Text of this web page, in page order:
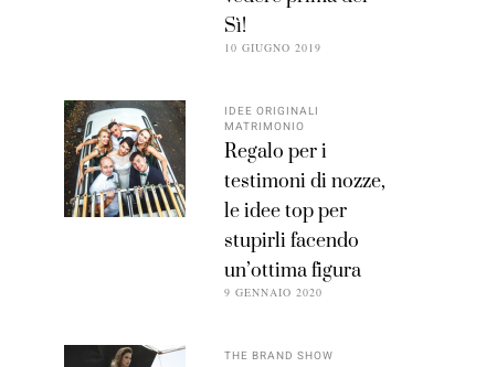
Sì!
10 GIUGNO 2019
IDEE ORIGINALI
MATRIMONIO
Regalo per i
testimoni di nozze,
le idee top per
stupirli facendo
un’ottima figura
9 GENNAIO 2020
THE BRAND SHOW